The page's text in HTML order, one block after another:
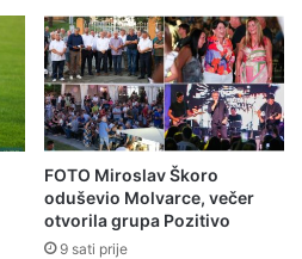
FOTO Miroslav Škoro
oduševio Molvarce, večer
otvorila grupa Pozitivo
9 sati prije